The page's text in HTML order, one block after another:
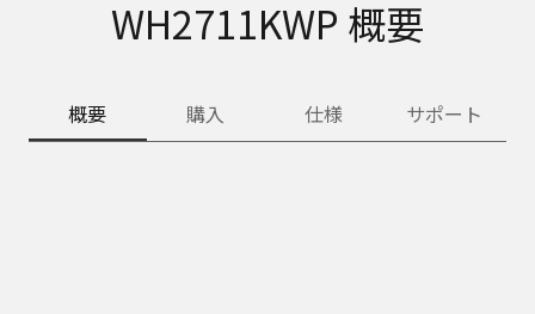
WH2711KWP 概要
概要 購入 仕様 サポート